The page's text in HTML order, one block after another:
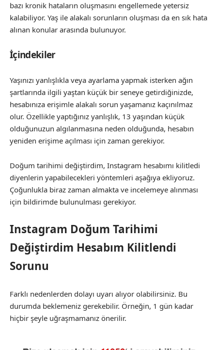
bazı kronik hataların oluşmasını engellemede yetersiz
kalabiliyor. Yaş ile alakalı sorunların oluşması da en sık hata
alınan konular arasında bulunuyor.
İçindekiler
Yaşınızı yanlışlıkla veya ayarlama yapmak isterken ağın
şartlarında ilgili yaştan küçük bir seneye getirdiğinizde,
hesabınıza erişimle alakalı sorun yaşamanız kaçınılmaz
olur. Özellikle yaptığınız yanlışlık, 13 yaşından küçük
olduğunuzun algılanmasına neden olduğunda, hesabın
yeniden erişime açılması için zaman gerekiyor.
Doğum tarihimi değiştirdim, Instagram hesabımı kilitledi
diyenlerin yapabilecekleri yöntemleri aşağıya ekliyoruz.
Çoğunlukla biraz zaman almakta ve incelemeye alınması
için bildirimde bulunulması gerekiyor.
Instagram Doğum Tarihimi
Değiştirdim Hesabım Kilitlendi
Sorunu
Farklı nedenlerden dolayı uyarı alıyor olabilirsiniz. Bu
durumda beklemeniz gerekebilir. Örneğin, 1 gün kadar
hiçbir şeyle uğraşmamanız önerilir.